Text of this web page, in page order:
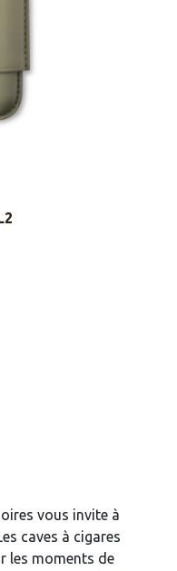
vous invite à
caves à cigares
les moments de